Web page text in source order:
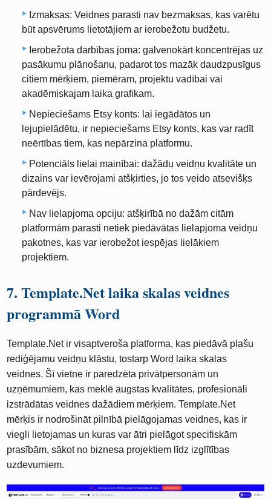
Izmaksas: Veidnes parasti nav bezmaksas, kas varētu
būt apsvērums lietotājiem ar ierobežotu budžetu.
Ierobežota darbības joma: galvenokārt koncentrējas uz
pasākumu plānošanu, padarot tos mazāk daudzpusīgus
citiem mērķiem, piemēram, projektu vadībai vai
akadēmiskajam laika grafikam.
Nepieciešams Etsy konts: lai iegādātos un
lejupielādētu, ir nepieciešams Etsy konts, kas var radīt
neērtības tiem, kas nepārzina platformu.
Potenciāls lielai mainībai: dažādu veidņu kvalitāte un
dizains var ievērojami atšķirties, jo tos veido atsevišķs
pārdevējs.
Nav lielapjoma opciju: atšķirībā no dažām citām
platformām parasti netiek piedāvātas lielapjoma veidņu
pakotnes, kas var ierobežot iespējas lielākiem
projektiem.
7. Template.Net laika skalas veidnes
programmā Word
Template.Net ir visaptveroša platforma, kas piedāvā plašu
rediģējamu veidņu klāstu, tostarp Word laika skalas
veidnes. Šī vietne ir paredzēta privātpersonām un
uzņēmumiem, kas meklē augstas kvalitātes, profesionāli
izstrādātas veidnes dažādiem mērķiem. Template.Net
mērķis ir nodrošināt pilnībā pielāgojamas veidnes, kas ir
viegli lietojamas un kuras var ātri pielāgot specifiskām
prasībām, sākot no biznesa projektiem līdz izglītības
uzdevumiem.